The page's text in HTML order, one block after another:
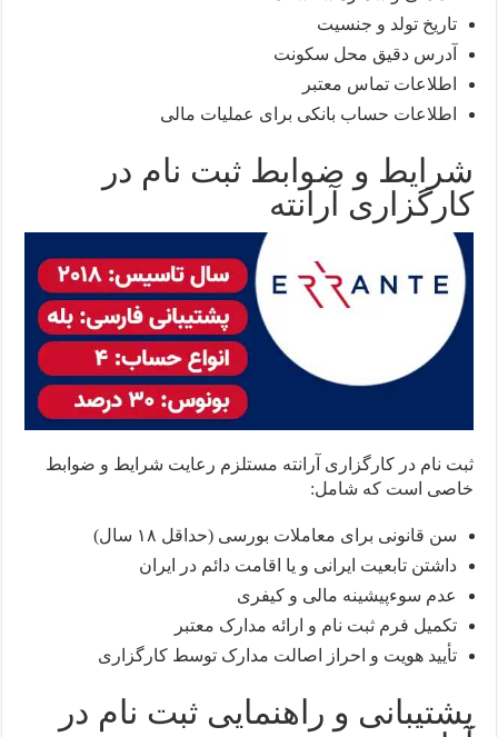
تاریخ تولد و جنسیت
آدرس دقیق محل سکونت
اطلاعات تماس معتبر
اطلاعات حساب بانکی برای عملیات مالی
شرایط و ضوابط ثبت نام در
کارگزاری آرانته
ثبت نام در کارگزاری آرانته مستلزم رعایت شرایط و ضوابط
خاصی است که شامل:
سن قانونی برای معاملات بورسی (حداقل ۱۸ سال)
داشتن تابعیت ایرانی و یا اقامت دائم در ایران
عدم سوءپیشینه مالی و کیفری
تکمیل فرم ثبت نام و ارائه مدارک معتبر
تأیید هویت و احراز اصالت مدارک توسط کارگزاری
پشتیبانی و راهنمایی ثبت نام در